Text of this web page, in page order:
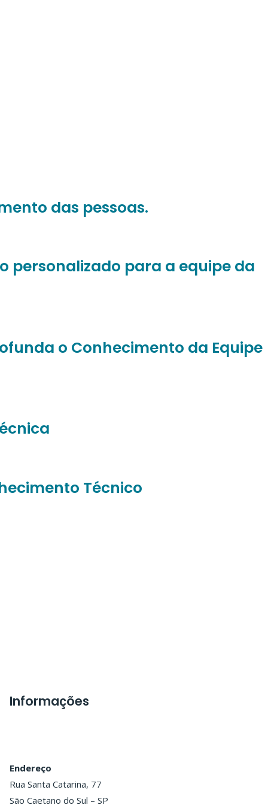
das pessoas.
personalizado para a equipe da
o Conhecimento da Equipe
Técnico
Informações
Endereço
Rua Santa Catarina, 77
São Caetano do Sul – SP